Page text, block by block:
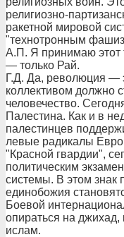
религиозно-
ракетной мировой
"технотронным
А.П. Я принимаю этот
— только Рай.
Г.Д. Да, революция —
коллективом должно
человечество.
Палестина. Как и в
палестинцев
левые радикалы
"Красной гвардии",
политическим
системы. В этом знак
единобожия
Боевой
опираться на джихад,
ислам.